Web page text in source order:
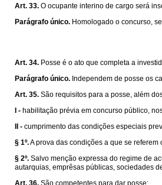
Art. 33. O ocupante interino de cargo será
Parágrafo único. Homologado o concurso,
Art. 34. Posse é o ato que completa a
Parágrafo único. Independem de posse os
Art. 35. São requisitos para a posse, além
I - habilitação prévia em concurso público,
II - cumprimento das condições especiais
§ 1º.A prova das condições a que se referem
§ 2º. Salvo menção expressa do regime de
autarquias, emprêsas públicas, sociedades
Art. 36. São competentes para dar posse: